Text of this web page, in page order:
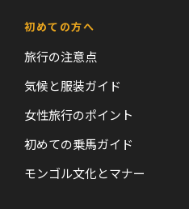
初めての方へ
旅行の注意点
気候と服装ガイド
女性旅行のポイント
初めての乗馬ガイド
モンゴル文化とマナー